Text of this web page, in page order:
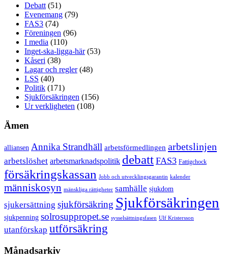
Debatt (51)
Evenemang (79)
FAS3 (74)
Föreningen (96)
I media (110)
Inget-ska-ligga-här(53)
Kåseri (38)
Lagar och regler(48)
LSS (40)
Politik (171)
Sjukförsäkringen (156)
Ur verkligheten (108)
Ämen
alliansen Annika Strandhäll arbetsförmedlingen arbetslinjen
arbetslöshet arbetsmarknadspolitik debatt FAS3 Fattigchock
försäkringskassan Jobb och utvecklingsgarantin kalender
människosyn mänskliga rättigheter samhälle sjukdom
sjukersättning sjukförsäkring Sjukförsäkringen
sjukpenning solrosuppropet.se sysselsättningsfasen Ulf Kristersson
utanförskap utförsäkring
Månadsarkiv